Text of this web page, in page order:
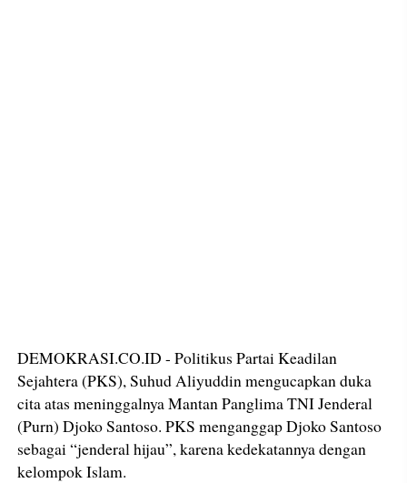
DEMOKRASI.CO.ID - Politikus Partai Keadilan
Sejahtera (PKS), Suhud Aliyuddin mengucapkan duka
cita atas meninggalnya Mantan Panglima TNI Jenderal
(Purn) Djoko Santoso. PKS menganggap Djoko Santoso
sebagai “jenderal hijau”, karena kedekatannya dengan
kelompok Islam.